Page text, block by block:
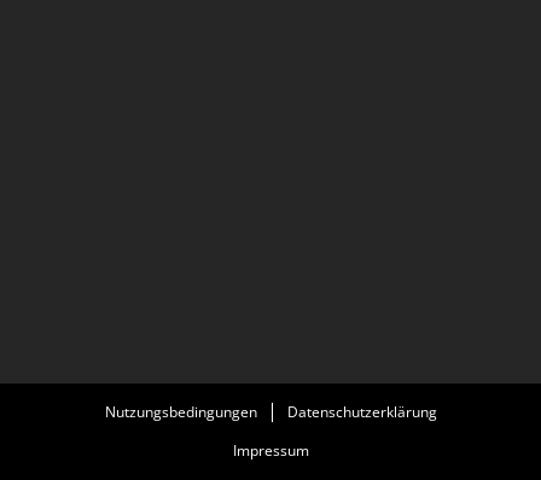
Nutzungsbedingungen
Datenschutzerklärung
Impressum